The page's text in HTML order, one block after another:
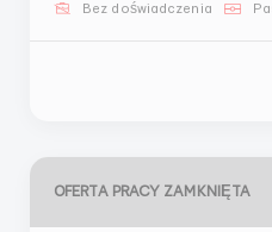
Bez doświadczenia
OFERTA PRACY ZAMKNIĘTA